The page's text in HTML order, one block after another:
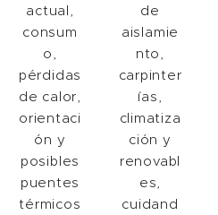
actual,
consum
o,
pérdidas
de calor,
orientaci
ón y
posibles
puentes
térmicos
de
aislamie
nto,
carpinter
ías,
climatiza
ción y
renovabl
es,
cuidand